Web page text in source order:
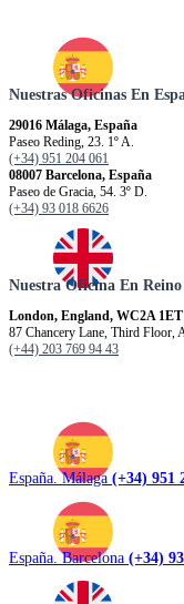
Nuestras Oficinas En
29016 Málaga, España
Paseo Reding, 23. 1º A.
(+34) 951 204 061
08007 Barcelona, España
Paseo de Gracia, 54. 3º D.
(+34) 93 018 6626
Nuestra Oficina En
London, England, WC2A 1ET
87 Chancery Lane, Third Floor,
(+44) 203 769 94 43
España. Málaga (+34) 951
España. Barcelona (+34)